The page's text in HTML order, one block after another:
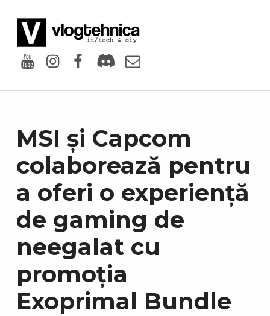
YoutubeInstagram
Facebook
DiscordEmail
MSI și Capcom
colaborează pentru
a oferi o experiență
de gaming de
neegalat cu
promoția
Exoprimal Bundle